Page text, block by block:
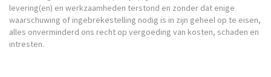
levering(en) en werkzaamheden terstond en zonder dat enige
waarschuwing of ingebrekestelling nodig is in zijn geheel op te eisen,
alles onverminderd ons recht op vergoeding van kosten, schaden en
intresten.